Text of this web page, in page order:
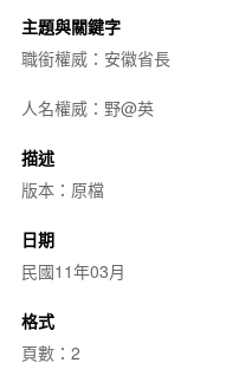
主題與關鍵字
職銜權威：安徽省長
人名權威：野@英
描述
版本：原檔
日期
民國11年03月
格式
頁數：2